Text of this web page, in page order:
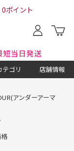
0ポイント
当日発送
テゴリ 店舗情報
アンダーアーマ